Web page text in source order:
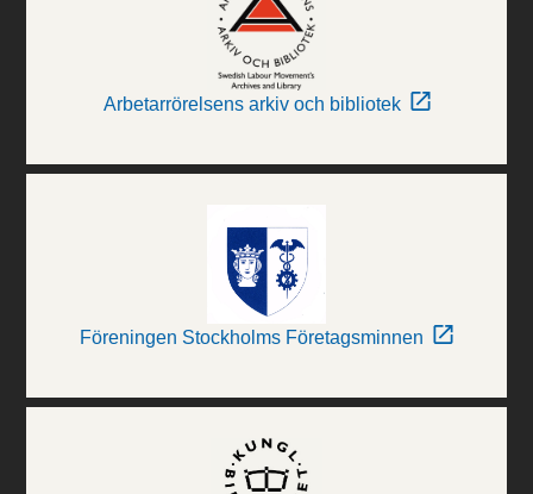
Arbetarrörelsens arkiv och bibliotek
Föreningen Stockholms Företagsminnen